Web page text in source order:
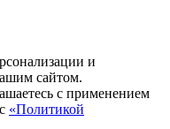
и
сайтом.
с применением
«Политикой